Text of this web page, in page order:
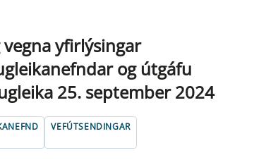
yfirlýsingar
og útgáfu
25. september 2024
VEFÚTSENDINGAR